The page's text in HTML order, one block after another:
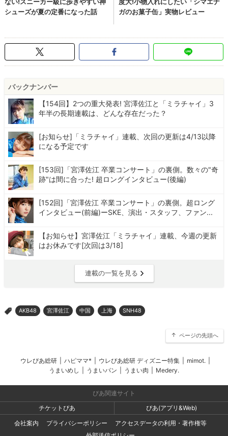
バックナンバー
【154回】2つの重大発表! 宮澤佐江と「ミラチャイ」3
年半の長期連載は、どんな存在だった？
[お知らせ]「ミラチャイ」連載、次回の更新は4/13以降
になる予定です
[153回]「宮澤佐江 卒業コンサート」の裏側。数々の"奇
跡"は間に合った! 超ロングインタビュー(後編)
[152回]「宮澤佐江 卒業コンサート」の裏側。超ロング
インタビュー(前編)ーSKE、演出・スタッフ、ファン...
【お知らせ】宮澤佐江「ミラチャイ」連載、今週の更新
はお休みです[次回は3/18]
連載の一覧を見る
> AKB48 宮澤佐江 中国 上海 SNH48
ページの先頭へ
ウレぴあ総研 ハピママ* ウレぴあ総研 ディズニー特集 mimot.
うまいめし
うまいパン うまい肉 Medery.
ぴあ関連サイト
チケットぴあ
ぴあ(アプリ&Web)
会社案内
プライバシーポリシー
アクセスデータの利用・著作権等